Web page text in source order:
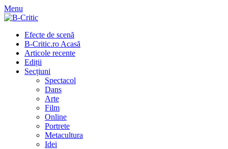
Skip
to
Menu
Primary
Menu
Efecte de scenă
B-Critic.ro Acasă
Articole recente
Ediții
Secțiuni
Spectacol
Dans
Arte
Film
Online
Portrete
Metacultura
Idei